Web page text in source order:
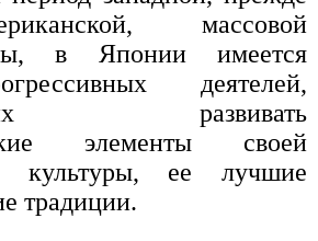
массовой
в Японии имеется
деятелей,
развивать
элементы своей
культуры, ее лучшие
традиции.